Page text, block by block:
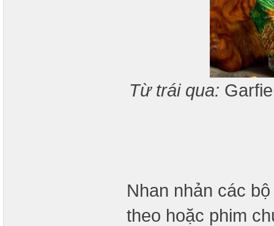
Từ trái qua:
Nhan nhản các
theo hoặc phim